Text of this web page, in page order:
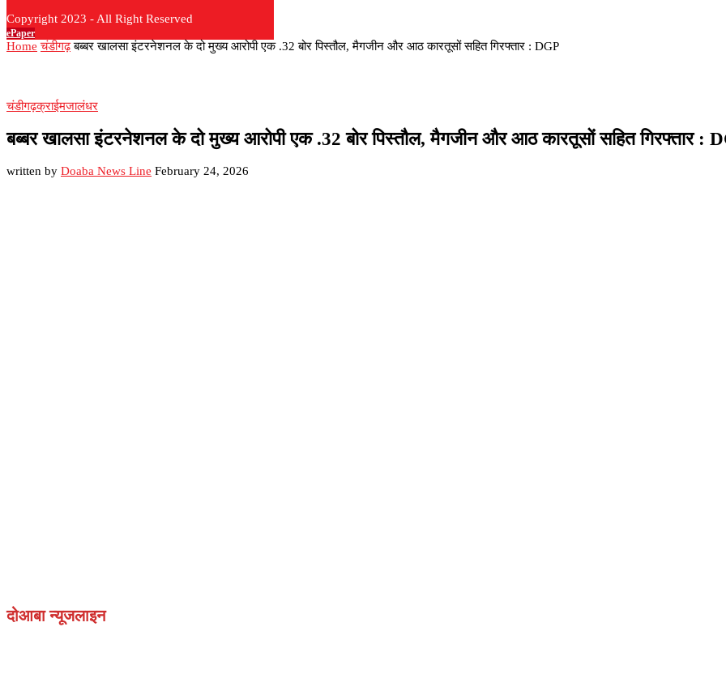
Copyright 2023 - All Right Reserved
ePaper
Home चंडीगढ़ बब्बर खालसा इंटरनेशनल के दो मुख्य आरोपी एक .32 बोर पिस्तौल, मैगजीन और आठ कारतूसों सहित गिरफ्तार : DGP
चंडीगढ़क्राईमजालंधर
बब्बर खालसा इंटरनेशनल के दो मुख्य आरोपी एक .32 बोर पिस्तौल, मैगजीन और आठ कारतूसों सहित गिरफ्तार :
written by Doaba News Line February 24, 2026
दोआबा न्यूजलाइन